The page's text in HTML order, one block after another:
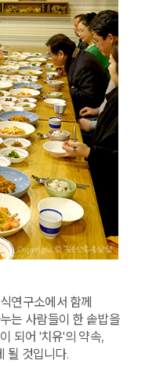
연구소에서 함께
는 사람들이 한 솥밥을
되어 '치유'의 약속,
될 것입니다.